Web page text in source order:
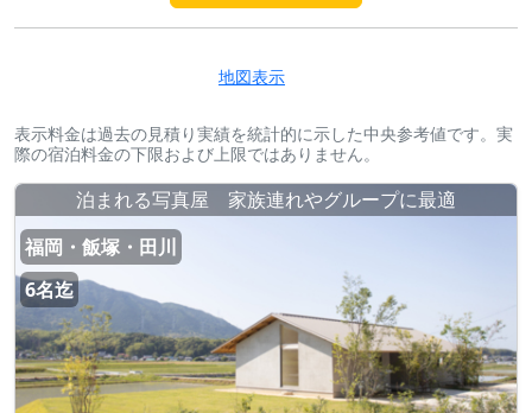
地図表示
表示料金は過去の見積り実績を統計的に示した中央参考値です。実
際の宿泊料金の下限および上限ではありません。
泊まれる写真屋 家族連れやグループに最適
福岡・飯塚・田川
6名迄